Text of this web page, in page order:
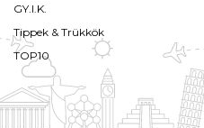
GY.I.K.
Tippek & Trükkök
TOP10